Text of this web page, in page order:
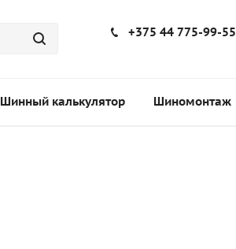
+375 44 775-99-55
Шинный калькулятор Шиномонтаж